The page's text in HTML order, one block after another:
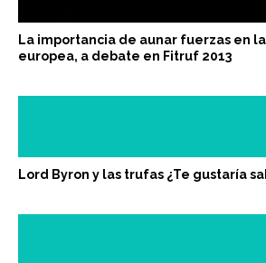
La importancia de aunar fuerzas en
europea, a debate en Fitruf 2013
Lord Byron y las trufas ¿Te gustaría